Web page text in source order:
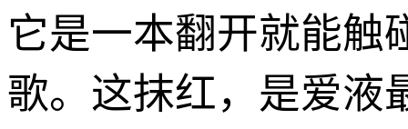
它是一本翻开就能触
歌。这抹红，是爱液